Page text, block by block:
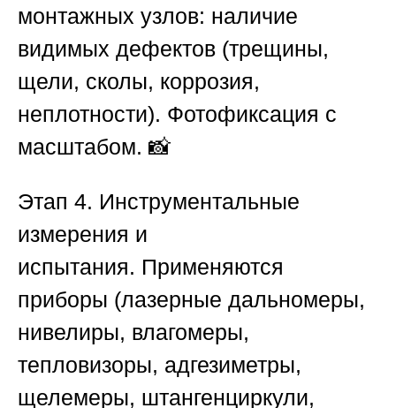
монтажных узлов: наличие
видимых дефектов (трещины,
щели, сколы, коррозия,
неплотности). Фотофиксация с
масштабом. 📸
Этап 4. Инструментальные
измерения и
испытания. Применяются
приборы (лазерные дальномеры,
нивелиры, влагомеры,
тепловизоры, адгезиметры,
щелемеры, штангенциркули,